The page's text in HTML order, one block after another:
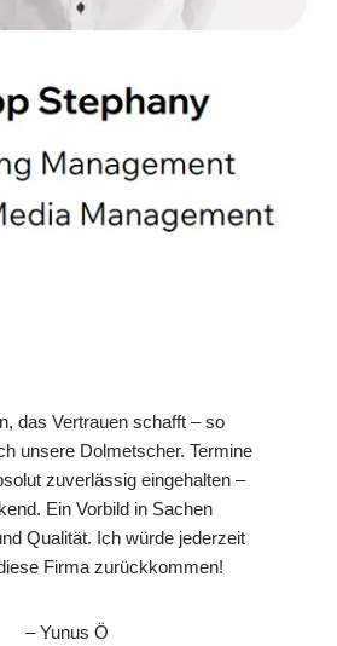
das Vertrauen schafft – so
unsere Dolmetscher. Termine
zuverlässig eingehalten –
Ein Vorbild in Sachen
Qualität. Ich würde jederzeit
Firma zurückkommen!
– Yunus Ö